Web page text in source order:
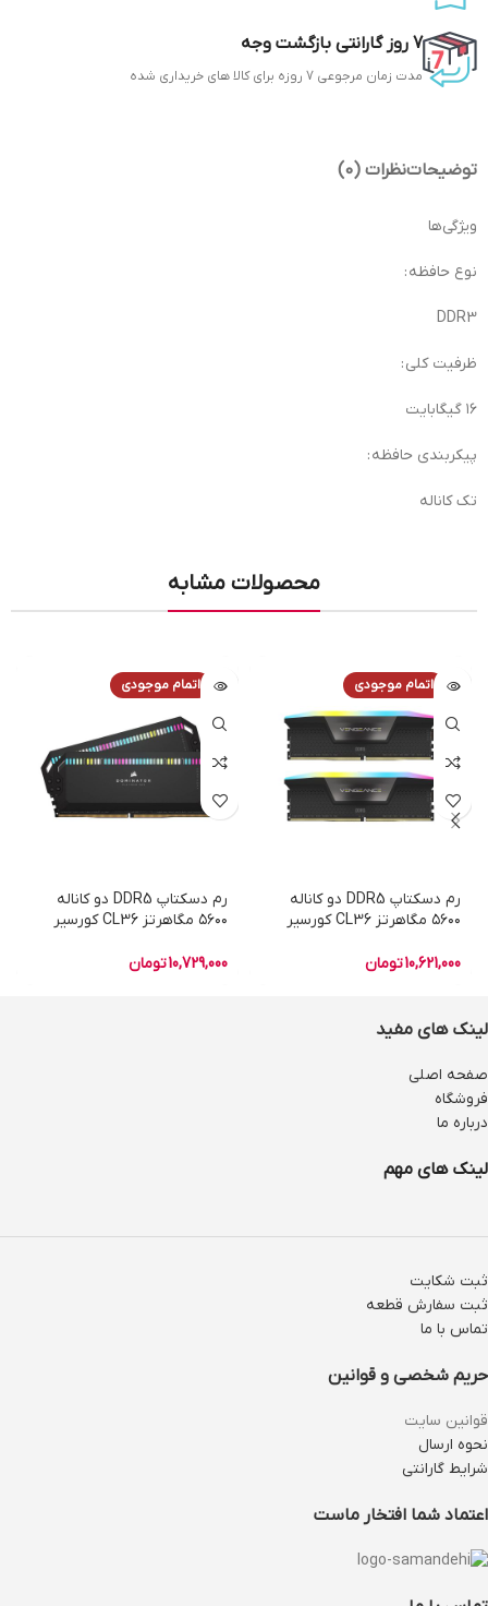
7 روز گارانتی بازگشت وجه
مدت زمان مرجوعی 7 روزه برای کالا های خریداری شده
توضیحاتنظرات (0)
ویژگی‌ها
نوع حافظه :
DDR3
ظرفیت کلی :
۱۶ گیگابایت
پیکربندی حافظه :
تک کاناله
محصولات مشابه
اتمام موجودی
رم دسکتاپ DDR5 دو کاناله
۵۶۰۰ مگاهرتز CL36 کورسیر
۳۲ گیگابایت
10,621,000تومان
اتمام موجودی
رم دسکتاپ DDR5 دو کاناله
۵۶۰۰ مگاهرتز CL36 کورسیر
RGB ظرفیت ۳۲ گیگابایت
10,729,000تومان
لینک های مفید
صفحه اصلی
فروشگاه
درباره ما
لینک های مهم
ثبت شکایت
ثبت سفارش قطعه
تماس با ما
حریم شخصی و قوانین
قوانین سایت
نحوه ارسال
شرایط گارانتی
اعتماد شما افتخار ماست